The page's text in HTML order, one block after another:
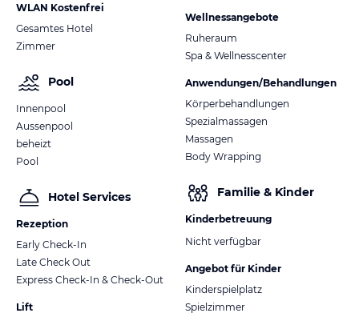
WLAN Kostenfrei
Gesamtes Hotel
Zimmer
Pool
Innenpool
Aussenpool
beheizt
Pool
Hotel Services
Rezeption
Early Check-In
Late Check Out
Express Check-In & Check-Out
Lift
Wellnessangebote
Ruheraum
Spa & Wellnesscenter
Anwendungen/Behandlungen
Körperbehandlungen
Spezialmassagen
Massagen
Body Wrapping
Familie & Kinder
Kinderbetreuung
Nicht verfügbar
Angebot für Kinder
Kinderspielplatz
Spielzimmer